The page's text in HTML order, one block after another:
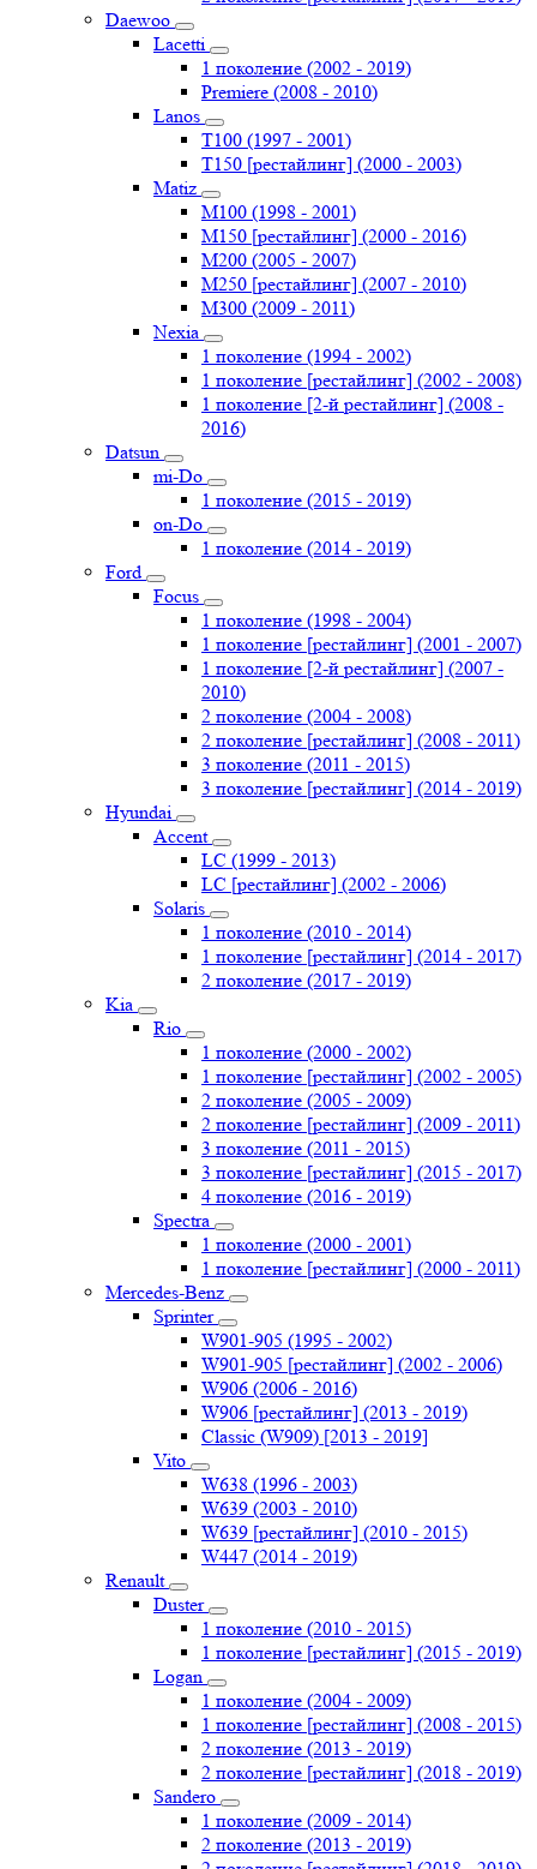
Daewoo
Lacetti
1 поколение (2002 - 2019)
Premiere (2008 - 2010)
Lanos
T100 (1997 - 2001)
T150 [рестайлинг] (2000 - 2003)
Matiz
M100 (1998 - 2001)
M150 [рестайлинг] (2000 - 2016)
M200 (2005 - 2007)
M250 [рестайлинг] (2007 - 2010)
M300 (2009 - 2011)
Nexia
1 поколение (1994 - 2002)
1 поколение [рестайлинг] (2002 - 2008)
1 поколение [2-й рестайлинг] (2008 -
2016)
Datsun
mi-Do
1 поколение (2015 - 2019)
on-Do
1 поколение (2014 - 2019)
Ford
Focus
1 поколение (1998 - 2004)
1 поколение [рестайлинг] (2001 - 2007)
1 поколение [2-й рестайлинг] (2007 -
2010)
2 поколение (2004 - 2008)
2 поколение [рестайлинг] (2008 - 2011)
3 поколение (2011 - 2015)
3 поколение [рестайлинг] (2014 - 2019)
Hyundai
Accent
LC (1999 - 2013)
LC [рестайлинг] (2002 - 2006)
Solaris
1 поколение (2010 - 2014)
1 поколение [рестайлинг] (2014 - 2017)
2 поколение (2017 - 2019)
Kia
Rio
1 поколение (2000 - 2002)
1 поколение [рестайлинг] (2002 - 2005)
2 поколение (2005 - 2009)
2 поколение [рестайлинг] (2009 - 2011)
3 поколение (2011 - 2015)
3 поколение [рестайлинг] (2015 - 2017)
4 поколение (2016 - 2019)
Spectra
1 поколение (2000 - 2001)
1 поколение [рестайлинг] (2000 - 2011)
Mercedes-Benz
Sprinter
W901-905 (1995 - 2002)
W901-905 [рестайлинг] (2002 - 2006)
W906 (2006 - 2016)
W906 [рестайлинг] (2013 - 2019)
Classic (W909) [2013 - 2019]
Vito
W638 (1996 - 2003)
W639 (2003 - 2010)
W639 [рестайлинг] (2010 - 2015)
W447 (2014 - 2019)
Renault
Duster
1 поколение (2010 - 2015)
1 поколение [рестайлинг] (2015 - 2019)
Logan
1 поколение (2004 - 2009)
1 поколение [рестайлинг] (2008 - 2015)
2 поколение (2013 - 2019)
2 поколение [рестайлинг] (2018 - 2019)
Sandero
1 поколение (2009 - 2014)
2 поколение (2013 - 2019)